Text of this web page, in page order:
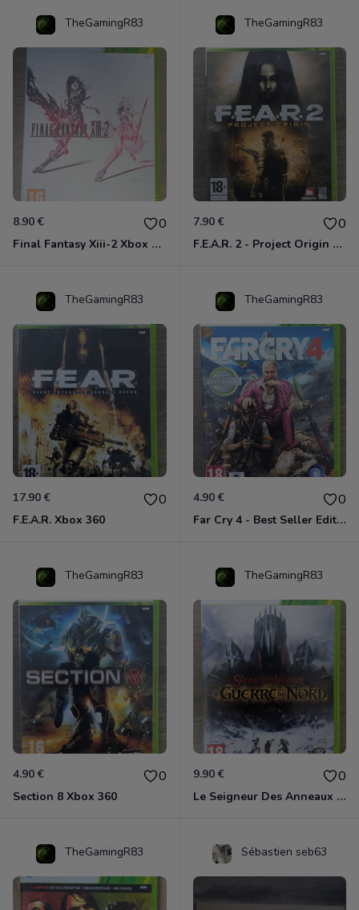
TheGamingR83
8.90 € 0
Final Fantasy Xiii-2 Xbox 360
TheGamingR83
7.90 € 0
F.E.A.R. 2 - Project Origin Xbox 360
TheGamingR83
17.90 € 0
F.E.A.R. Xbox 360
TheGamingR83
4.90 € 0
Far Cry 4 - Best Seller Edition Xbox 360
TheGamingR83
4.90 € 0
Section 8 Xbox 360
TheGamingR83
9.90 € 0
Le Seigneur Des Anneaux - La Guerre Du Nord Xbox 360
TheGamingR83 Sébastien seb63